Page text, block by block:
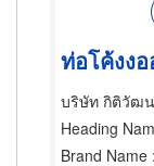
ท่อโค้งง
บริษัท กิติวัฒ
Heading
Brand Name